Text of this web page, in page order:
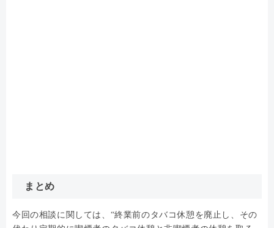
まとめ
今回の相談に関しては、“終業前のタバコ休憩を廃止し、その